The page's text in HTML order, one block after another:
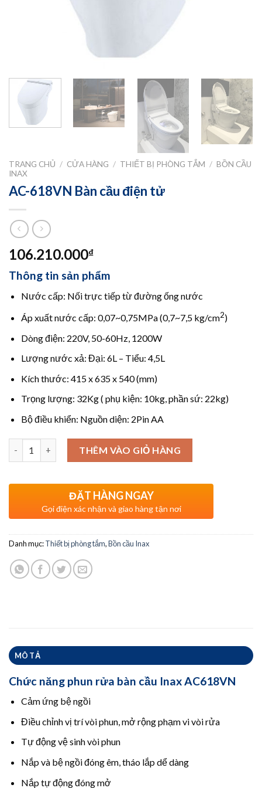
TRANG CHỦ / CỬA HÀNG / THIẾT BỊ PHÒNG TẮM / BỒN CẦU
INAX
AC-618VN Bàn cầu điện tử
106.210.000₫
Thông tin sản phẩm
Nước cấp: Nối trực tiếp từ đường ống nước
Áp xuất nước cấp: 0,07~0,75MPa (0,7~7,5 kg/cm2)
Dòng điện: 220V, 50-60Hz, 1200W
Lượng nước xả: Đại: 6L – Tiểu: 4,5L
Kích thước: 415 x 635 x 540 (mm)
Trọng lượng: 32Kg ( phụ kiện: 10kg, phần sứ: 22kg)
Bộ điều khiển: Nguồn diện: 2Pin AA
THÊM VÀO GIỎ HÀNG
ĐẶT HÀNG NGAY
Gọi điện xác nhận và giao hàng tận nơi
Danh mục:Thiết bị phòng tắm,Bồn cầu Inax
MÔ TẢ
Chức năng phun rửa bàn cầu Inax AC618VN
Cảm ứng bệ ngồi
Điều chỉnh vị trí vòi phun, mở rộng phạm vi vòi rửa
Tự động vệ sinh vòi phun
Nắp và bệ ngồi đóng êm, tháo lắp dể dàng
Nắp tự động đóng mở